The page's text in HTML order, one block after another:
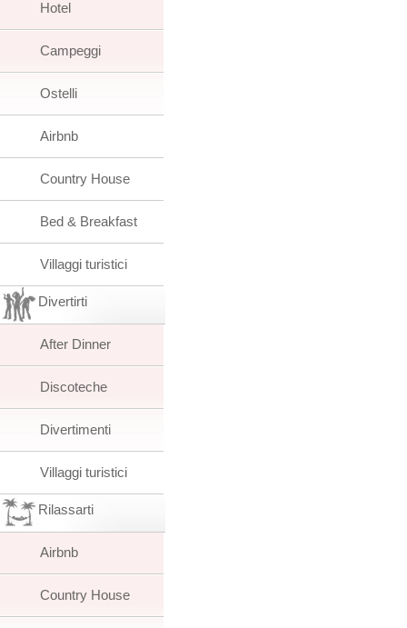
Hotel
Campeggi
Ostelli
Airbnb
Country House
Bed & Breakfast
Villaggi turistici
Divertirti
After Dinner
Discoteche
Divertimenti
Villaggi turistici
Rilassarti
Airbnb
Country House